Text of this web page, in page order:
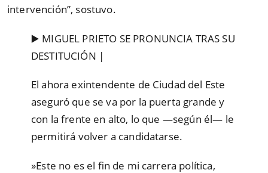
intervención”, sostuvo.
▶️ MIGUEL PRIETO SE PRONUNCIA TRAS SU
DESTITUCIÓN |
El ahora exintendente de Ciudad del Este
aseguró que se va por la puerta grande y
con la frente en alto, lo que —según él— le
permitirá volver a candidatarse.
️»Este no es el fin de mi carrera política,